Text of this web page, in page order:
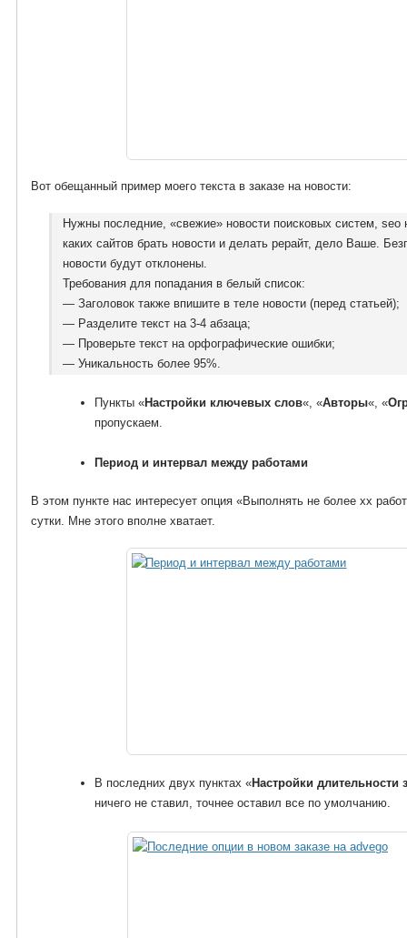
Вот обещанный пример моего текста в заказе на новости:
Нужны последние, «свежие» новости поисковых систем, seo
каких сайтов брать новости и делать рерайт, дело Ваше.
новости будут отклонены.
Требования для попадания в белый список:
— Заголовок также впишите в теле новости (перед статьей);
— Разделите текст на 3-4 абзаца;
— Проверьте текст на орфографические ошибки;
— Уникальность более 95%.
Пункты «Настройки ключевых слов«, «Авторы«, «
пропускаем.
Период и интервал между работами
В этом пункте нас интересует опция «Выполнять не более xx
сутки. Мне этого вполне хватает.
В последних двух пунктах «Настройки длительности
ничего не ставил, точнее оставил все по умолчанию.